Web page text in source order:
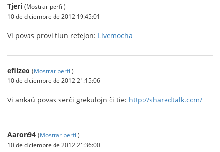
Tjeri (Mostrar perfil)
10 de diciembre de 2012 19:45:01
Vi povas provi tiun retejon: Livemocha
efilzeo (Mostrar perfil)
10 de diciembre de 2012 21:15:06
Vi ankaŭ povas serĉi grekulojn ĉi tie: http://sharedtalk.com/
Aaron94 (Mostrar perfil)
10 de diciembre de 2012 21:36:00